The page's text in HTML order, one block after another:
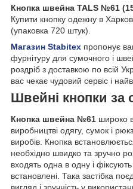
Кнопка швейна TALS №61
Купити кнопку одежну в
(упаковка 720 штук).
Магазин Stabitex пропонує
фурнітуру для сумочного і
роздріб з доставкою по всій
вас чекає чудовий сервіс і
Швейні кнопки за
Кнопка швейна №61 широко
виробництві одягу, сумок і
виробів. Кнопка
необхідно швидко та зручно
входять одна в одну і
встановлені. Така застібка